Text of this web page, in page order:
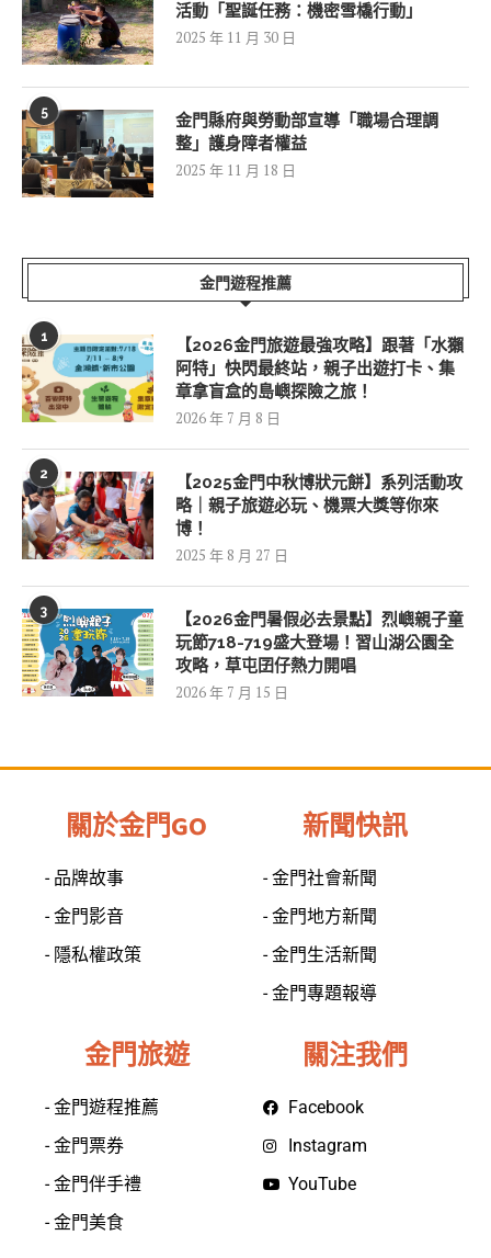
活動「聖誕任務：機密雪橇行動」
2025 年 11 月 30 日
5
金門縣府與勞動部宣導「職場合理調
整」護身障者權益
2025 年 11 月 18 日
金門遊程推薦
1
【2026金門旅遊最強攻略】跟著「水獺
阿特」快閃最終站，親子出遊打卡、集
章拿盲盒的島嶼探險之旅！
2026 年 7 月 8 日
2
【2025金門中秋博狀元餅】系列活動攻
略｜親子旅遊必玩、機票大獎等你來
博！
2025 年 8 月 27 日
3
【2026金門暑假必去景點】烈嶼親子童
玩節718-719盛大登場！習山湖公園全
攻略，草屯囝仔熱力開唱
2026 年 7 月 15 日
關於金門GO
- 品牌故事
- 金門影音
- 隱私權政策
新聞快訊
- 金門社會新聞
- 金門地方新聞
- 金門生活新聞
- 金門專題報導
金門旅遊
- 金門遊程推薦
- 金門票券
- 金門伴手禮
- 金門美食
關注我們
Facebook
Instagram
YouTube